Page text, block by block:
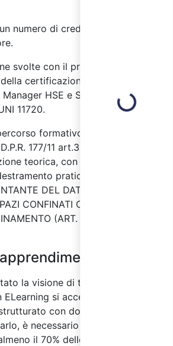
numero di crediti formativi pari
svolte con il presente corso sono
certificazione delle
HSE e Specialista HSE ai
11720.
formativo è necessario
177/11 art.3 comma 2,
teorica, con l’attività di
pratico proposte nel
DEL DATORE DI LAVORO
CONFINATI O AMBIENTI
(ART. 3 D.P.R. 177/11) –
la visione di tutti i moduli
si accede al test di
con domande a risposta
è necessario rispondere
il 70% delle domande, in
Loading...